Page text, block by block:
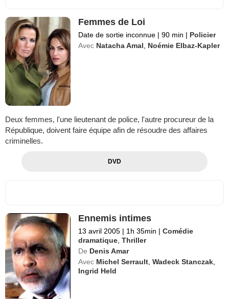
Femmes de Loi
Date de sortie inconnue | 90 min | Policier
Avec Natacha Amal, Noémie Elbaz-Kapler
Deux femmes, l'une lieutenant de police, l'autre procureur de la
République, doivent faire équipe afin de résoudre des affaires
criminelles.
DVD
Ennemis intimes
13 avril 2005 | 1h 35min | Comédie
dramatique,Thriller
De Denis Amar
Avec Michel Serrault,Wadeck Stanczak,
Ingrid Held